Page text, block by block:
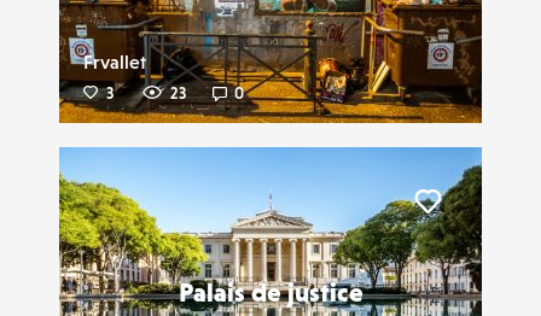
Frvallet
3 23 0
Palais de justice
Liker